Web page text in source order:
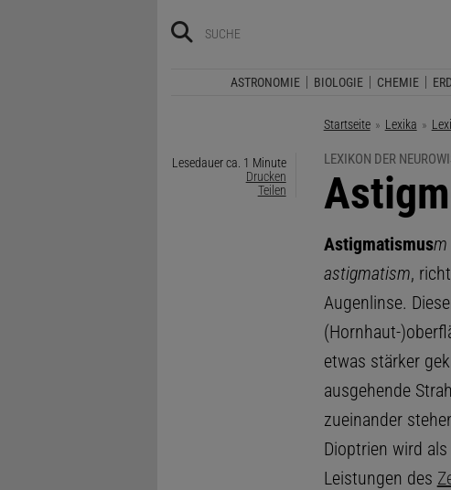
ASTRONOMIE BIOLOGIE CHEMIE
Startseite Lexika
Lesedauer ca. 1 Minute
Drucken
Teilen
LEXIKON DER
:
Astigmatismusm
astigmatism,
Augenlinse.
(Hornhaut-
etwas stärker
ausgehende
zueinander
Dioptrien wird als
Leistungen des